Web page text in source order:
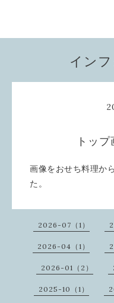
イン
トッ
画像をおせち料理か
た。
2026-07（1）
2026-04（1）
2026-01（2）
2025-10（1）